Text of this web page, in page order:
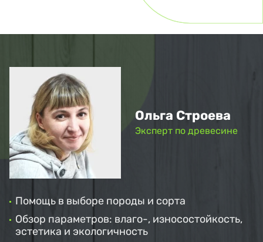
Ольга Строева
Эксперт по древесине
Помощь в выборе породы и сорта
Обзор параметров: влаго-, износостойкость,
эстетика и экологичность